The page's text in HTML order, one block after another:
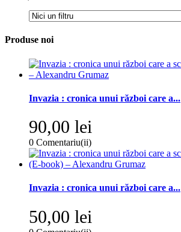
Produse noi
Invazia : cronica unui război care a...
90,00 lei
0 Comentariu(ii)
Invazia : cronica unui război care a...
50,00 lei